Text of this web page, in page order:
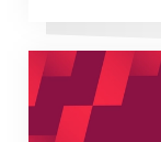
Neue